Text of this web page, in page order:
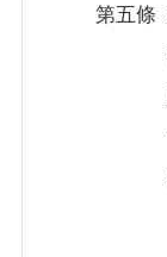
第五條